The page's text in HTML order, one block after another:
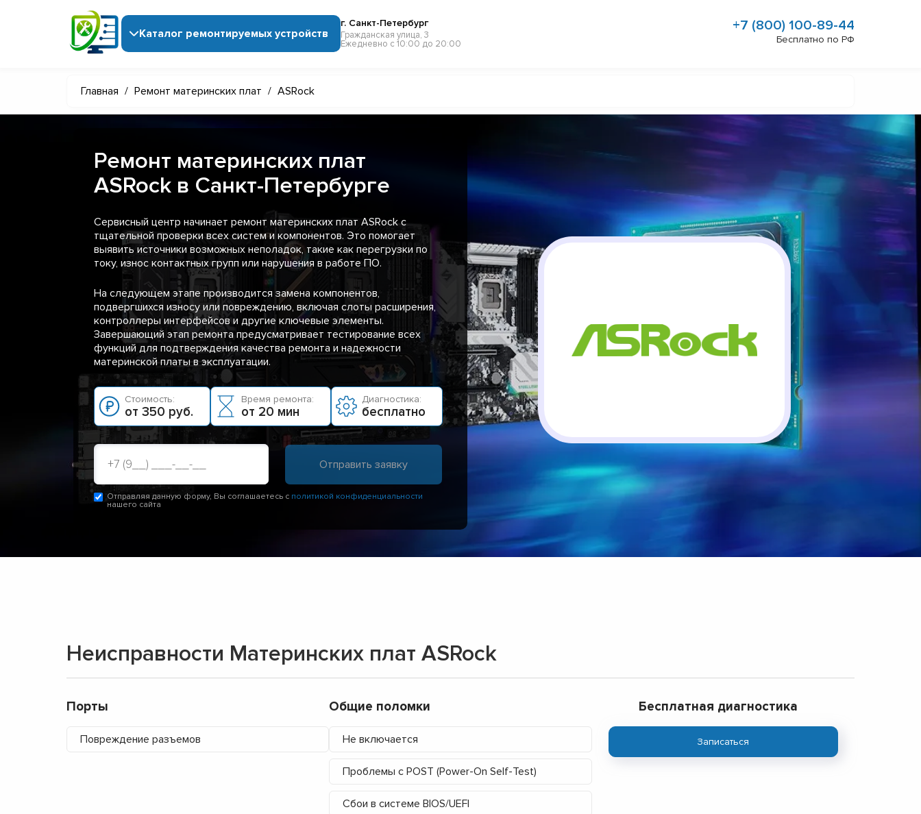
Каталог ремонтируемых устройств
г. Санкт-Петербург
Гражданская улица, 3
Ежедневно с 10:00 до 20:00
+7 (800) 100-89-44
Бесплатно по РФ
Главная / Ремонт материнских плат / ASRock
Ремонт материнских плат
ASRock в Санкт-Петербурге
Сервисный центр начинает ремонт материнских плат ASRock с
тщательной проверки всех систем и компонентов. Это помогает
выявить источники возможных неполадок, такие как перегрузки по
току, износ контактных групп или нарушения в работе ПО.
На следующем этапе производится замена компонентов,
подвергшихся износу или повреждению, включая слоты расширения,
контроллеры интерфейсов и другие ключевые элементы.
Завершающий этап ремонта предусматривает тестирование всех
функций для подтверждения качества ремонта и надежности
материнской платы в эксплуатации.
Стоимость:
от 350 руб.
Время ремонта:
от 20 мин
Диагностика:
бесплатно
Отправляя данную форму, Вы соглашаетесь с политикой конфиденциальности
нашего сайта
Неисправности Материнских плат ASRock
Порты
Повреждение разъемов
Общие поломки
Не включается
Проблемы с POST (Power-On Self-Test)
Сбои в системе BIOS/UEFI
Бесплатная диагностика
Записаться